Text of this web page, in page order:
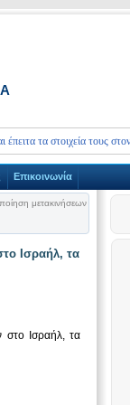
τα στοιχεία τους
Επικοινωνία
μετακινήσεων
Ισραήλ, τα
στο Ισραήλ, τα